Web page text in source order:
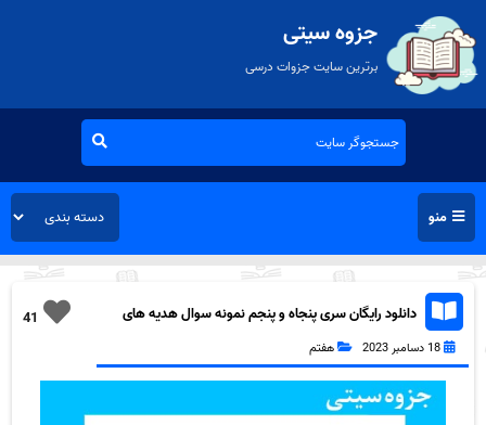
جزوه سیتی
برترین سایت جزوات درسی
منو
41
دانلود رایگان سری پنجاه و پنجم نمونه سوال هدیه های
آسمان هفتم به همراه pdf
18 دسامبر 2023 هفتم